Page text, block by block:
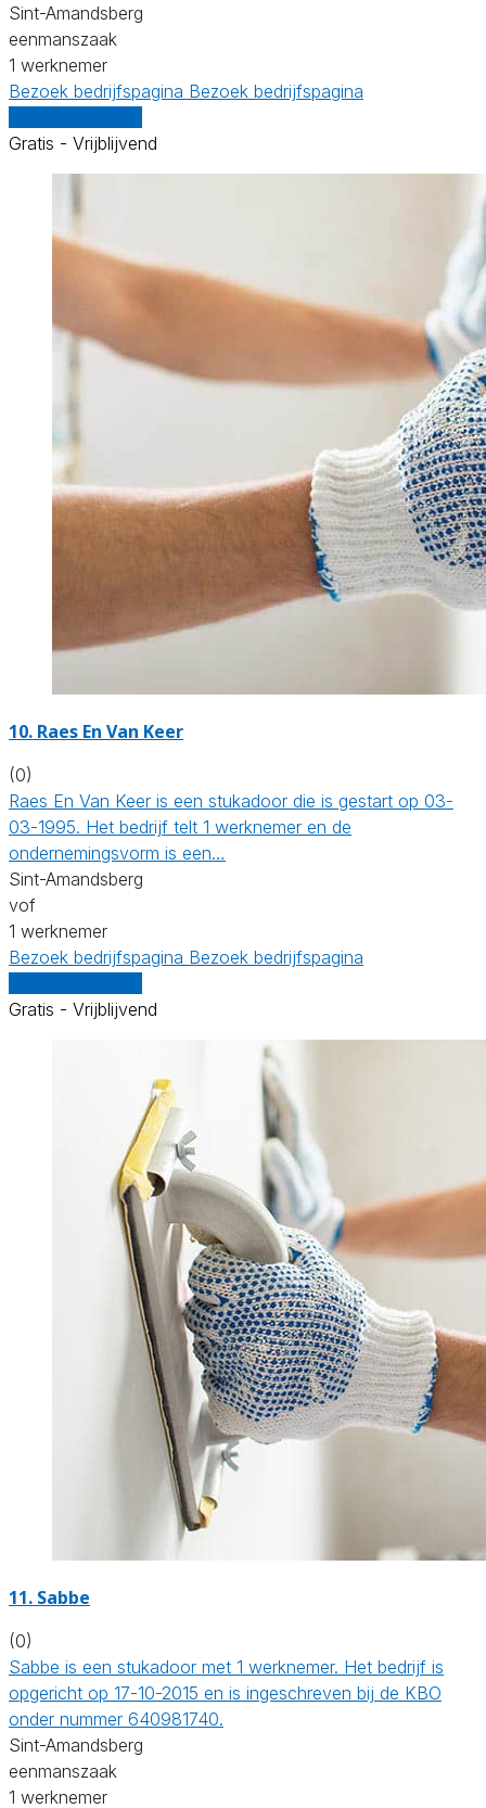
Sint-Amandsberg
eenmanszaak
1 werknemer
Bezoek bedrijfspagina Bezoek bedrijfspagina
Gratis - Vrijblijvend
10. Raes En Van Keer
(0)
Raes En Van Keer is een stukadoor die is gestart op 03-
03-1995. Het bedrijf telt 1 werknemer en de
ondernemingsvorm is een…
Sint-Amandsberg
vof
1 werknemer
Bezoek bedrijfspagina Bezoek bedrijfspagina
Gratis - Vrijblijvend
11. Sabbe
(0)
Sabbe is een stukadoor met 1 werknemer. Het bedrijf is
opgericht op 17-10-2015 en is ingeschreven bij de KBO
onder nummer 640981740.
Sint-Amandsberg
eenmanszaak
1 werknemer